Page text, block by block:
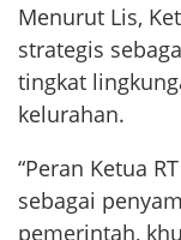
Menurut Lis,
strategis
tingkat
kelurahan.
“Peran Ketua
sebagai
pemerintah,